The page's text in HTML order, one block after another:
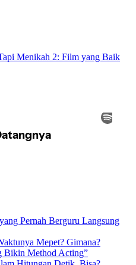
Menikah 2: Film yang Baik
Pernah Berguru Langsung
Mepet? Gimana?
Bikin Method Acting”